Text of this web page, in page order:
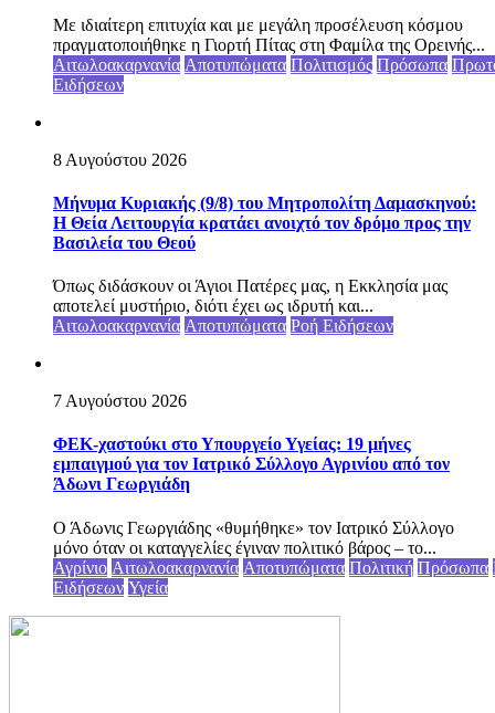
Με ιδιαίτερη επιτυχία και με μεγάλη προσέλευση κόσμου
πραγματοποιήθηκε η Γιορτή Πίτας στη Φαμίλα της Ορεινής...
Αιτωλοακαρνανία Αποτυπώματα Πολιτισμός Πρόσωπα
Ειδήσεων
8 Αυγούστου 2026
Μήνυμα Κυριακής (9/8) του Μητροπολίτη Δαμασκηνού:
Η Θεία Λειτουργία κρατάει ανοιχτό τον δρόμο προς την
Βασιλεία του Θεού
Όπως διδάσκουν οι Άγιοι Πατέρες μας, η Εκκλησία μας
αποτελεί μυστήριο, διότι έχει ως ιδρυτή και...
Αιτωλοακαρνανία Αποτυπώματα Ροή Ειδήσεων
7 Αυγούστου 2026
ΦΕΚ-χαστούκι στο Υπουργείο Υγείας: 19 μήνες
εμπαιγμού για τον Ιατρικό Σύλλογο Αγρινίου από τον
Άδωνι Γεωργιάδη
Ο Άδωνις Γεωργιάδης «θυμήθηκε» τον Ιατρικό Σύλλογο
μόνο όταν οι καταγγελίες έγιναν πολιτικό βάρος – το...
Αγρίνιο Αιτωλοακαρνανία Αποτυπώματα Πολιτική Πρόσωπα
Ειδήσεων Υγεία